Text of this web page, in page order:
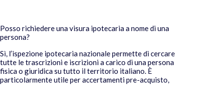
Posso richiedere una visura ipotecaria a nome di una
persona?
Sì, l’ispezione ipotecaria nazionale permette di cercare
tutte le trascrizioni e iscrizioni a carico di una persona
fisica o giuridica su tutto il territorio italiano. È
particolarmente utile per accertamenti pre-acquisto,